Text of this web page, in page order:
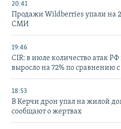
20:41
Продажи Wildberries упали на
СМИ
19:46
CIR: в июле количество атак
выросло на 72% по сравнению
18:53
В Керчи дрон упал на жилой
сообщают о жертвах